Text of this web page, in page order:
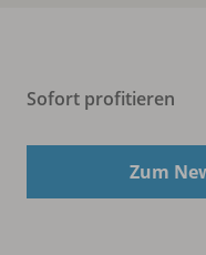
Sofort profitieren
Zum